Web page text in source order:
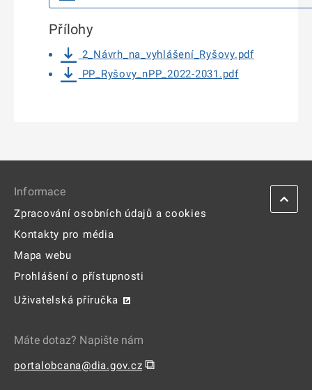
Přílohy
2_Návrh_na_vyhlášení_Ryšovy.pdf
PP_Ryšovy_nPP_2022-2031.pdf
Informace
Zpracování osobních údajů a cookies
Kontakty pro média
Mapa webu
Prohlášení o přístupnosti
Uživatelská příručka
Máte dotaz? Napište nám
portalobcana@dia.gov.cz ⧉